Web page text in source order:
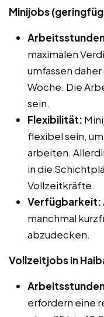
Minijobs
maximalen
umfassen
Woche. Die
sein.
Flexibilität:
flexibel sein,
arbeiten.
in die
Vollzeitkräfte.
Verfügbarkeit:
manchmal
abzudecken.
Vollzeitjobs in
erfordern eine